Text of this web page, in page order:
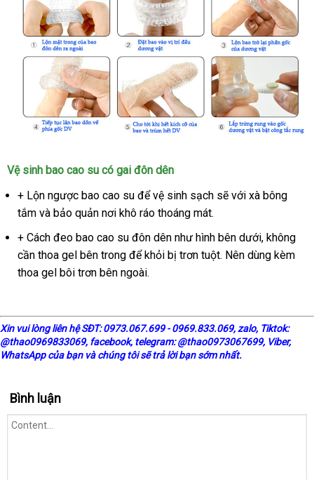
Vệ sinh bao cao su có gai đôn dên
+ Lộn ngược bao cao su để vệ sinh sạch sẽ với xà bông
tắm và bảo quản nơi khô ráo thoáng mát.
+ Cách đeo bao cao su đôn dên như hình bên dưới, không
cần thoa gel bên trong để khỏi bị trơn tuột. Nên dùng kèm
thoa gel bôi trơn bên ngoài.
Xin vui lòng liên hệ SĐT: 0973.067.699 - 0969.833.069, zalo, Tiktok:
@thao0969833069, facebook, telegram:@thao0973067699, Viber,
WhatsApp của bạn và chúng tôi sẽ trả lời bạn sớm nhất.
Bình luận